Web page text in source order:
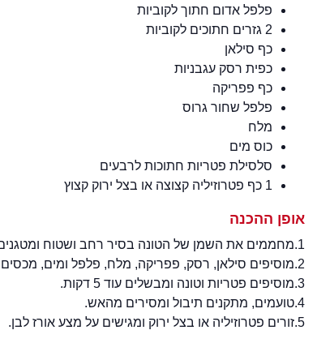
פלפל אדום חתוך לקוביות
2 גזרים חתוכים לקוביות
כף סילאן
כפית רסק עגבניות
כף פפריקה
פלפל שחור גרוס
מלח
כוס מים
סלסילת פטריות חתוכות לרבעים
1 כף פטרוזיליה קצוצה או בצל ירוק קצוץ
אופן ההכנה
1.מחממים את השמן של הטונה בסיר רחב ושטוח ומטגנים קלות את הבצל, מוסיפים פלפלים וגזר ומאדים כ-5 דקות.
2.מוסיפים סילאן, רסק, פפריקה, מלח, פלפל ומים, מכסים את הסיר ומבשלים 7 דקות עד שהירקות מתרככים מעט.
3.מוסיפים פטריות וטונה ומבשלים עוד 5 דקות.
4.טועמים, מתקנים תיבול ומסירים מהאש.
5.זורים פטרוזיליה או בצל ירוק ומגישים על מצע אורז לבן.